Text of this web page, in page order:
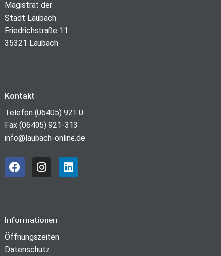
Magistrat der
Stadt Laubach
Friedrichstraße 11
35321 Laubach
Kontakt
Telefon (06405) 921 0
Fax (06405) 921-313
info@laubach-online.de
Informationen
Öffnungszeiten
Datenschutz